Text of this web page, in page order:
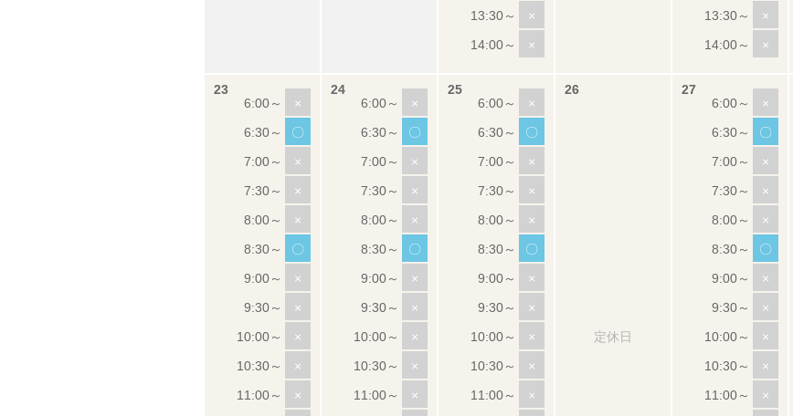
×
×
×
×
×
〇
×
×
×
〇
×
×
×
×
×
×
〇
×
×
×
〇
×
×
×
×
×
×
〇
×
×
×
〇
×
×
×
×
×
定休日
×
〇
×
×
×
〇
×
×
×
×
×